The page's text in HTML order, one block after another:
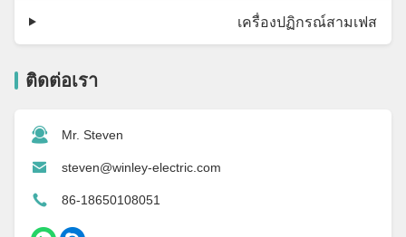
เครื่องปฏิกรณ์สามเฟส
ติดต่อเรา
Mr. Steven
steven@winley-electric.com
86-18650108051